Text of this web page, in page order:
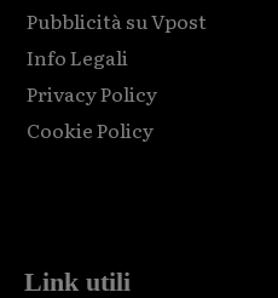
Pubblicità su Vpost
Info Legali
Privacy Policy
Cookie Policy
Link utili